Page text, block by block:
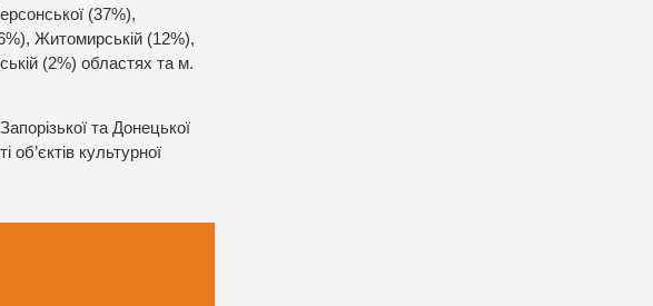
(37%),
Житомирській (12%),
(2%) областях та м.
та Донецької
культурної